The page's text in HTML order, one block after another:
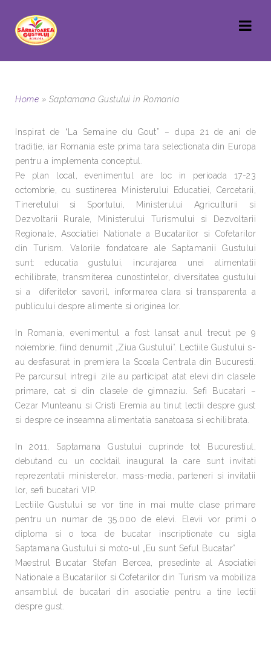
Home » Saptamana Gustului in Romania
Inspirat de “La Semaine du Gout” – dupa 21 de ani de
traditie, iar Romania este prima tara selectionata din Europa
pentru a implementa conceptul.
Pe plan local, evenimentul are loc in perioada 17-23
octombrie, cu sustinerea Ministerului Educatiei, Cercetarii,
Tineretului si Sportului, Ministerului Agriculturii si
Dezvoltarii Rurale, Ministerului Turismului si Dezvoltarii
Regionale, Asociatiei Nationale a Bucatarilor si Cofetarilor
din Turism. Valorile fondatoare ale Saptamanii Gustului
sunt: educatia gustului, incurajarea unei alimentatii
echilibrate, transmiterea cunostintelor, diversitatea gustului
si a diferitelor savoril, informarea clara si transparenta a
publicului despre alimente si originea lor.
In Romania, evenimentul a fost lansat anul trecut pe 9
noiembrie, fiind denumit „Ziua Gustului”. Lectiile Gustului s-
au desfasurat in premiera la Scoala Centrala din Bucuresti.
Pe parcursul intregii zile au participat atat elevi din clasele
primare, cat si din clasele de gimnaziu. Sefi Bucatari –
Cezar Munteanu si Cristi Eremia au tinut lectii despre gust
si despre ce inseamna alimentatia sanatoasa si echilibrata.
In 2011, Saptamana Gustului cuprinde tot Bucurestiul,
debutand cu un cocktail inaugural la care sunt invitati
reprezentatii ministerelor, mass-media, parteneri si invitatii
lor, sefi bucatari VIP.
Lectiile Gustului se vor tine in mai multe clase primare
pentru un numar de 35.000 de elevi. Elevii vor primi o
diploma si o toca de bucatar inscriptionate cu sigla
Saptamana Gustului si moto-ul „Eu sunt Seful Bucatar”
Maestrul Bucatar Stefan Bercea, presedinte al Asociatiei
Nationale a Bucatarilor si Cofetarilor din Turism va mobiliza
ansamblul de bucatari din asociatie pentru a tine lectii
despre gust.